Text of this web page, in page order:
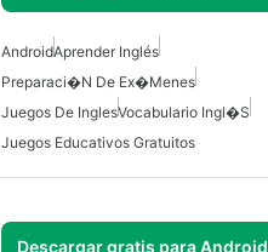
AndroidAprender Inglés
Preparaci�n De Ex�menes
Juegos De InglesVocabulario Ingl�s
Juegos Educativos Gratuitos
Descargar gratis para Android